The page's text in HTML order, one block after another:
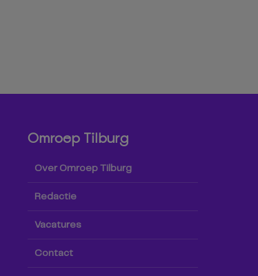
Omroep Tilburg
Over Omroep Tilburg
Redactie
Vacatures
Contact